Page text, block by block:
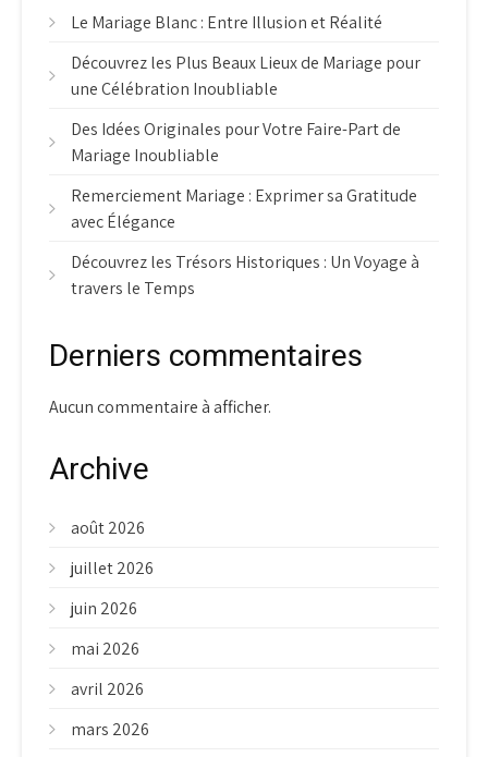
Le Mariage Blanc : Entre Illusion et Réalité
Découvrez les Plus Beaux Lieux de Mariage pour
une Célébration Inoubliable
Des Idées Originales pour Votre Faire-Part de
Mariage Inoubliable
Remerciement Mariage : Exprimer sa Gratitude
avec Élégance
Découvrez les Trésors Historiques : Un Voyage à
travers le Temps
Derniers commentaires
Aucun commentaire à afficher.
Archive
août 2026
juillet 2026
juin 2026
mai 2026
avril 2026
mars 2026